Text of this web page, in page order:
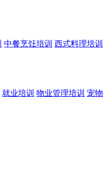
中餐烹饪培训 西式料理培训
就业培训 物业管理培训 宠